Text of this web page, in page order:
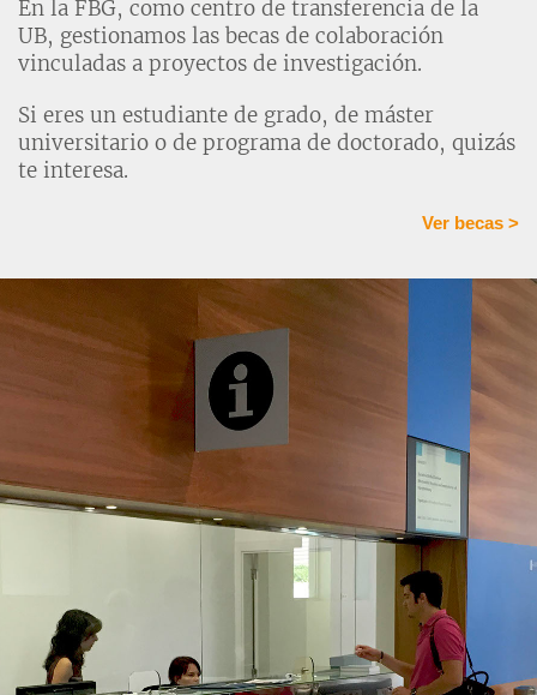
En la FBG, como centro de transferencia de la
UB, gestionamos las becas de colaboración
vinculadas a proyectos de investigación.
Si eres un estudiante de grado, de máster
universitario o de programa de doctorado, quizás
te interesa.
Ver becas >